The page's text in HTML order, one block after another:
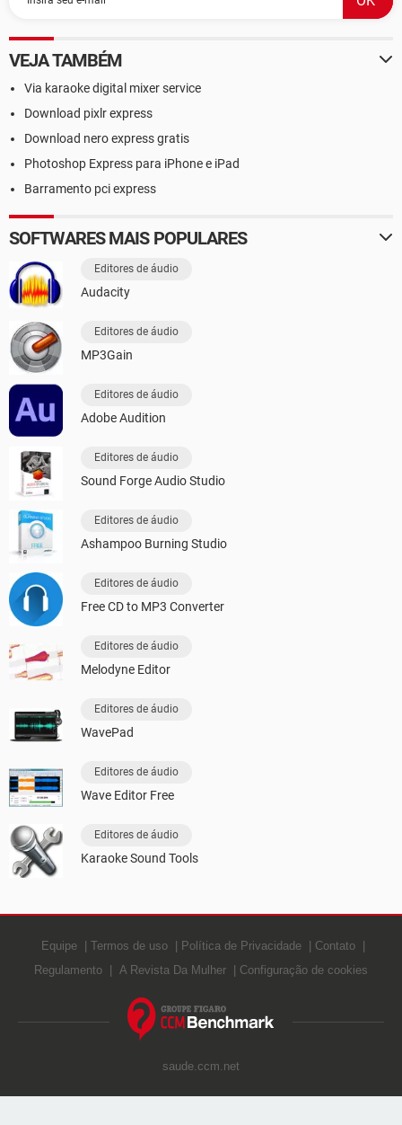
VEJA TAMBÉM
Via karaoke digital mixer service
Download pixlr express
Download nero express gratis
Photoshop Express para iPhone e iPad
Barramento pci express
SOFTWARES MAIS POPULARES
Editores de áudio
Audacity
Editores de áudio
MP3Gain
Editores de áudio
Adobe Audition
Editores de áudio
Sound Forge Audio Studio
Editores de áudio
Ashampoo Burning Studio
Editores de áudio
Free CD to MP3 Converter
Editores de áudio
Melodyne Editor
Editores de áudio
WavePad
Editores de áudio
Wave Editor Free
Editores de áudio
Karaoke Sound Tools
Equipe Termos de uso Política de Privacidade
Contato
Regulamento
A Revista Da Mulher Configuração de cookies
saude.ccm.net